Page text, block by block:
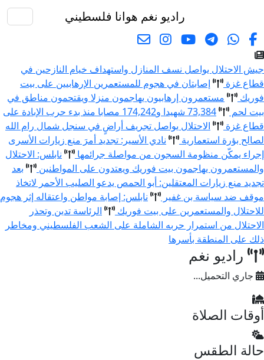
راديو نغم هوانا فلسطيني
جيش الاحتلال يواصل نسف المنازل واستهداف خيام النازحين في
قطاع غزة
إصابتان في هجوم للمستعمرين الإرهابيين على بيت
فوريك
مستعمرون إرهابيون يهاجمون منزلا ويقتحمون مناطق في
بيت لحم
73,384 شهيدا و174,242 مصابا منذ بدء حرب الإبادة على
قطاع غزة
الاحتلال يواصل تجريف أراضٍ في سنجل شمال رام الله
لصالح بؤرة استعمارية
نادي الأسير: تجديد أمرَ منع زيارات الأسرى
إجراء يمكّن منظومة السجون من مواصلة جرائمها
نابلس: الاحتلال
والمستعمرون يهاجمون بيت فوريك ويعتدون على المواطنين
بعد
تجديد منع زيارات المعتقلين: أبو الحمص يدعو الصليب الأحمر لاتخاذ
موقف ضد سياسة بن غفير
نابلس: إصابة مواطن واعتقاله إثر هجوم
للاحتلال والمستعمرين على بيت فوريك
الرئاسة تدين وتحذر
الاحتلال من استمرار حربه الشاملة على الشعب الفلسطيني ومخاطر
ذلك على المنطقة بأسرها
راديو نغم
جاري التحميل...
أوقات الصلاة
حالة الطقس